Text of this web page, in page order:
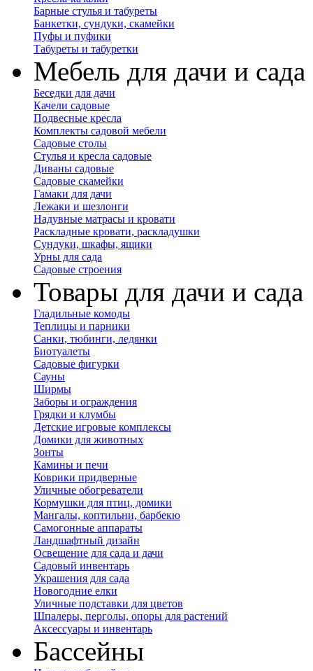
Барные стулья и табуреты
Банкетки, сундуки, скамейки
Пуфы и пуфики
Табуреты и табуретки
Мебель для дачи и сада
Беседки для дачи
Качели садовые
Подвесные кресла
Комплекты садовой мебели
Садовые столы
Стулья и кресла садовые
Диваны садовые
Садовые скамейки
Гамаки для дачи
Лежаки и шезлонги
Надувные матрасы и кровати
Раскладные кровати, раскладушки
Сундуки, шкафы, ящики
Урны для сада
Садовые строения
Товары для дачи и сада
Гладильные комоды
Теплицы и парники
Санки, тюбинги, ледянки
Биотуалеты
Садовые фигурки
Сауны
Ширмы
Заборы и ограждения
Грядки и клумбы
Детские игровые комплексы
Домики для животных
Зонты
Камины и печи
Коврики придверные
Уличные обогреватели
Кормушки для птиц, домики
Мангалы, коптильни, барбекю
Самогонные аппараты
Ландшафтный дизайн
Освещение для сада и дачи
Садовый инвентарь
Украшения для сада
Новогодние елки
Уличные подставки для цветов
Шпалеры, перголы, опоры для растений
Аксессуары и инвентарь
Бассейны